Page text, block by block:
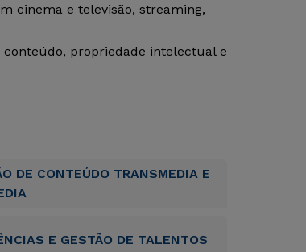
cinema e televisão, streaming,
propriedade intelectual e
DE CONTEÚDO TRANSMEDIA E
E GESTÃO DE TALENTOS